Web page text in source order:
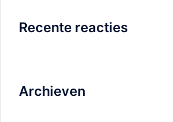
Recente reacties
Archieven